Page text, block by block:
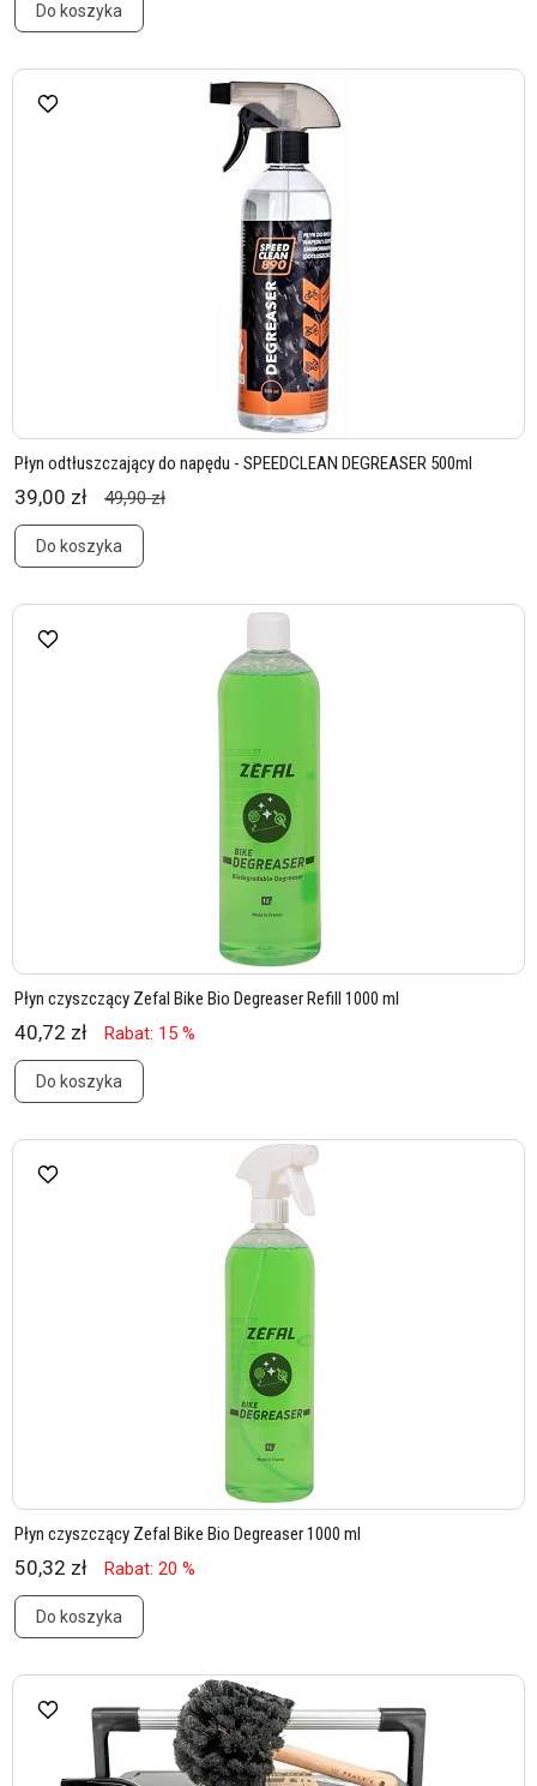
Do koszyka
Płyn odtłuszczający do napędu - SPEEDCLEAN DEGREASER 500ml
39,00 zł 49,90 zł
Do koszyka
Płyn czyszczący Zefal Bike Bio Degreaser Refill 1000 ml
40,72 zł Rabat: 15 %
Do koszyka
Płyn czyszczący Zefal Bike Bio Degreaser 1000 ml
50,32 zł Rabat: 20 %
Do koszyka